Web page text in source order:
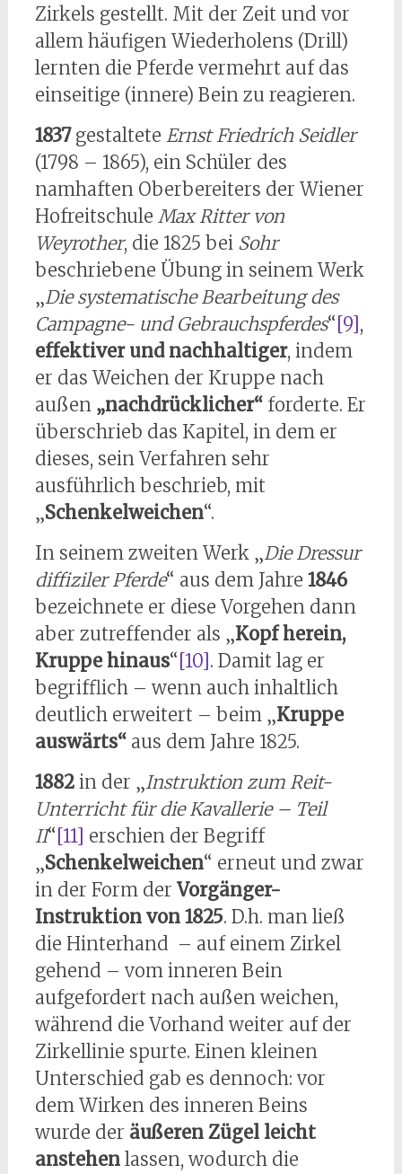
Zirkels gestellt. Mit der Zeit und vor
allem häufigen Wiederholens (Drill)
lernten die Pferde vermehrt auf das
einseitige (innere) Bein zu reagieren.
1837gestaltete Ernst Friedrich Seidler
(1798 – 1865), ein Schüler des
namhaften Oberbereiters der Wiener
Hofreitschule Max Ritter von
Weyrother, die 1825 bei Sohr
beschriebene Übung in seinem Werk
„Die systematische Bearbeitung des
Campagne- und Gebrauchspferdes“[9],
effektiver und nachhaltiger, indem
er das Weichen der Kruppe nach
außen „nachdrücklicher“ forderte. Er
überschrieb das Kapitel, in dem er
dieses, sein Verfahren sehr
ausführlich beschrieb, mit
„Schenkelweichen“.
In seinem zweiten Werk „Die Dressur
diffiziler Pferde“ aus dem Jahre 1846
bezeichnete er diese Vorgehen dann
aber zutreffender als „Kopf herein,
Kruppe hinaus“[10]. Damit lag er
begrifflich – wenn auch inhaltlich
deutlich erweitert – beim „Kruppe
auswärts“aus dem Jahre 1825.
1882in der „Instruktion zum Reit-
Unterricht für die Kavallerie – Teil
II“[11] erschien der Begriff
„Schenkelweichen“ erneut und zwar
in der Form der Vorgänger-
Instruktion von 1825. D.h. man ließ
die Hinterhand – auf einem Zirkel
gehend – vom inneren Bein
aufgefordert nach außen weichen,
während die Vorhand weiter auf der
Zirkellinie spurte. Einen kleinen
Unterschied gab es dennoch: vor
dem Wirken des inneren Beins
wurde der äußeren Zügel leicht
anstehenlassen, wodurch die